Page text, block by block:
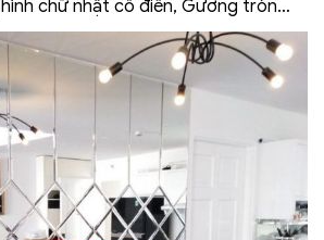
chữ nhật cổ điển, Gương tròn…